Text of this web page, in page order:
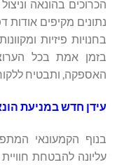
הכרוכים בהונאה
נתונים מקיפים אודות
בחנויות פיזיות
בזמן אמת בכל
האספקה, ותבטיח
עידן חדש במניעת
בנוף הקמעונאי
עליונה להבטחת